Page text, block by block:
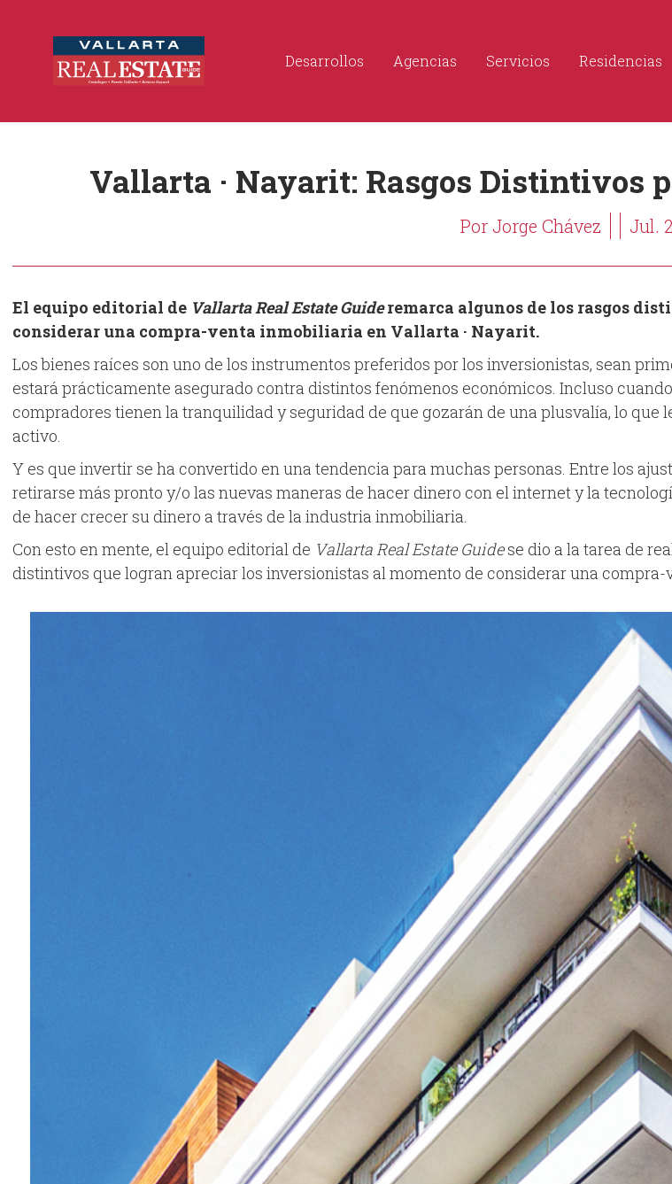
Desarrollos Agencias Servicios Residencias
Vallarta · Nayarit: Rasgos Distintivos
Por Jorge Chávez Jul.
El equipo editorial de Vallarta Real Estate Guideremarca algunos de los rasgos
considerar una compra-venta inmobiliaria en Vallarta · Nayarit.
Los bienes raíces son uno de los instrumentos preferidos por los inversionistas, sean
estará prácticamente asegurado contra distintos fenómenos económicos. Incluso
compradores tienen la tranquilidad y seguridad de que gozarán de una plusvalía, lo que
activo.
Y es que invertir se ha convertido en una tendencia para muchas personas. Entre los
retirarse más pronto y/o las nuevas maneras de hacer dinero con el internet y la
de hacer crecer su dinero a través de la industria inmobiliaria.
Con esto en mente, el equipo editorial de Vallarta Real Estate Guidese dio a la tarea de
distintivos que logran apreciar los inversionistas al momento de considerar una